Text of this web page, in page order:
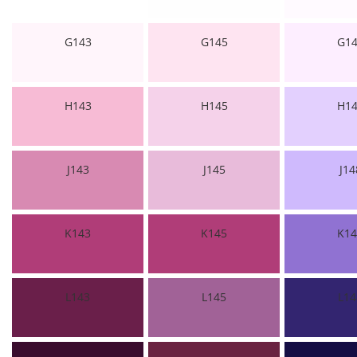
G143 G145
H143 H145
J143 J145
K143 K145
L143 L145